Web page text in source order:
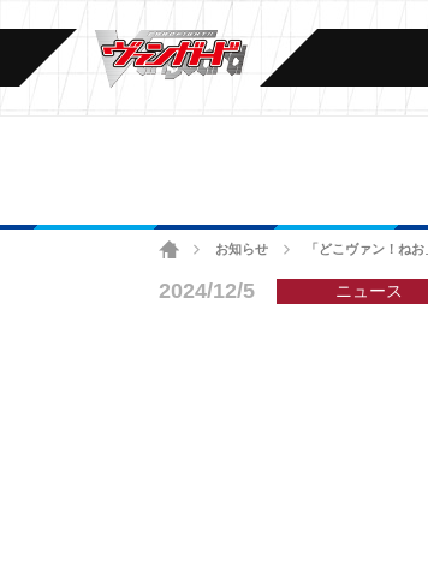
ホームお知らせ 「どこヴァン！ね
2024/12/5 ニュース